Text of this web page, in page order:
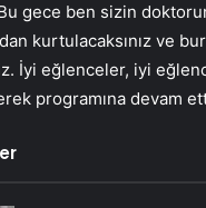
gece ben sizin
kurtulacaksınız ve
İyi eğlenceler, iyi
programına devam